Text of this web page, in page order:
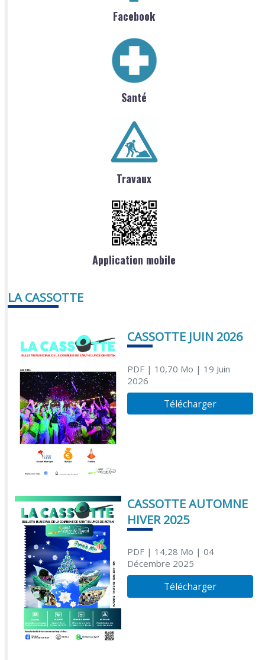
Facebook
Santé
Travaux
Application mobile
LA CASSOTTE
CASSOTTE JUIN 2026
PDF| 10,70 Mo | 19 Juin
2026
Télécharger
CASSOTTE AUTOMNE
HIVER 2025
PDF| 14,28 Mo | 04
Décembre 2025
Télécharger